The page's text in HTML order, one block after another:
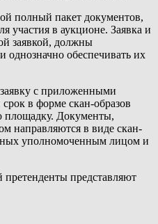
полный пакет документов,
участия в аукционе. Заявка и
заявкой, должны
однозначно обеспечивать их
с приложенными
в форме скан-образов
площадку. Документы,
направляются в виде скан-
уполномоченным лицом и
претенденты представляют